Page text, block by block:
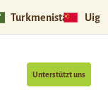
Turkmenistan
Unterstützt uns